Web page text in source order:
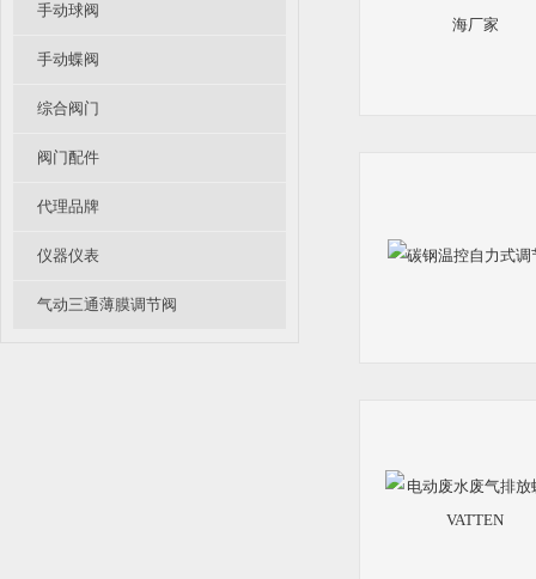
手动球阀
手动蝶阀
综合阀门
阀门配件
代理品牌
仪器仪表
气动三通薄膜调节阀